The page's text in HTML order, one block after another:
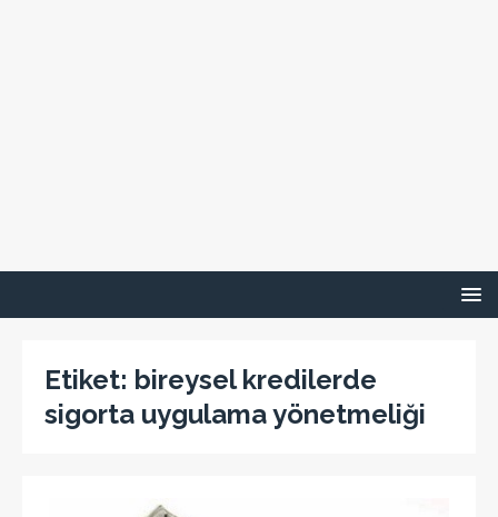
Etiket: bireysel kredilerde
sigorta uygulama yönetmeliği